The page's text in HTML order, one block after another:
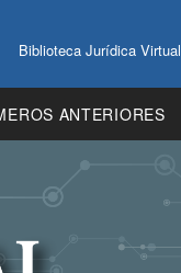
Biblioteca Jurídica Virtual
ANTERIORES